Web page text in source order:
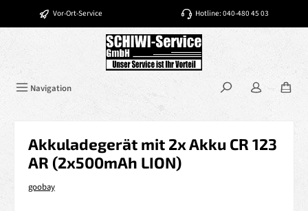
Zum Hauptinhalt springen
Vor-Ort-Service Hotline: 040-480 45 03
Navigation
Akkuladegerät mit 2x Akku CR 123
AR (2x500mAh LION)
goobay